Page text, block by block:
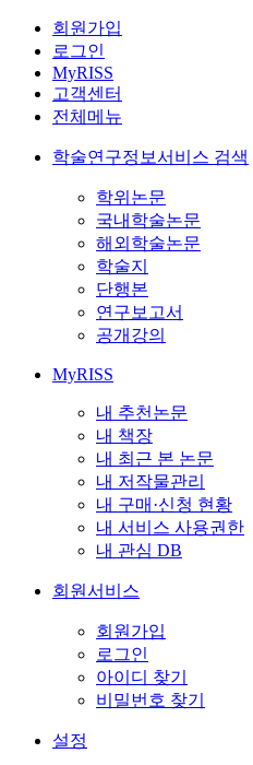
회원가입
로그인
MyRISS
고객센터
전체메뉴
학술연구정보서비스 검색
학위논문
국내학술논문
해외학술논문
학술지
단행본
연구보고서
공개강의
MyRISS
내 추천논문
내 책장
내 최근 본 논문
내 저작물관리
내 구매·신청 현황
내 서비스 사용권한
내 관심 DB
회원서비스
회원가입
로그인
아이디 찾기
비밀번호 찾기
설정